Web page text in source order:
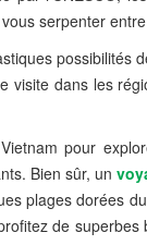
serpenter
possibilités
visite dans les
pour
Bien sûr, un
plages dorées
de